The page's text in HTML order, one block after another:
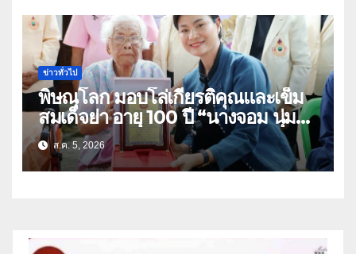
ข่าวทั่วไป
พิษณุโลก มอบโล่เกียรติคุณและเข็ม
สมเด็จย่า อายุ 100 ปี “นางจอม นุ่ม
เนตร” ตำบลบ้านกร่าง อำเภอเมือง
ส.ค. 5, 2026